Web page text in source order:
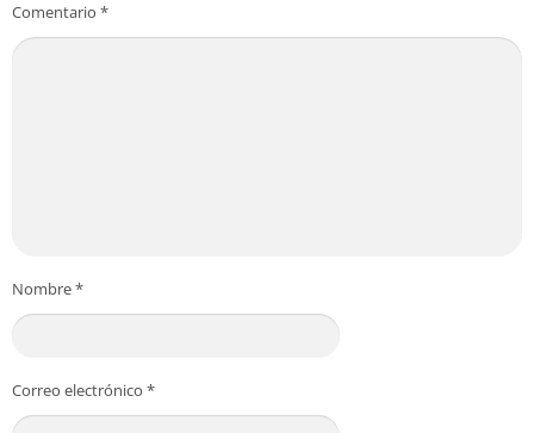
Comentario *
Nombre*
Correo electrónico *